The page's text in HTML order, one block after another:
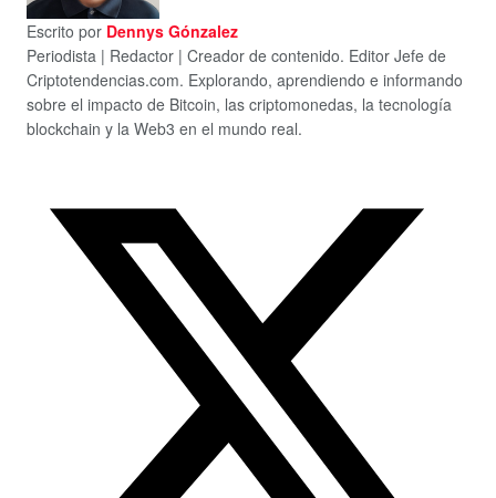
Escrito por Dennys Gónzalez
Periodista | Redactor | Creador de contenido. Editor Jefe de
Criptotendencias.com. Explorando, aprendiendo e informando
sobre el impacto de Bitcoin, las criptomonedas, la tecnología
blockchain y la Web3 en el mundo real.